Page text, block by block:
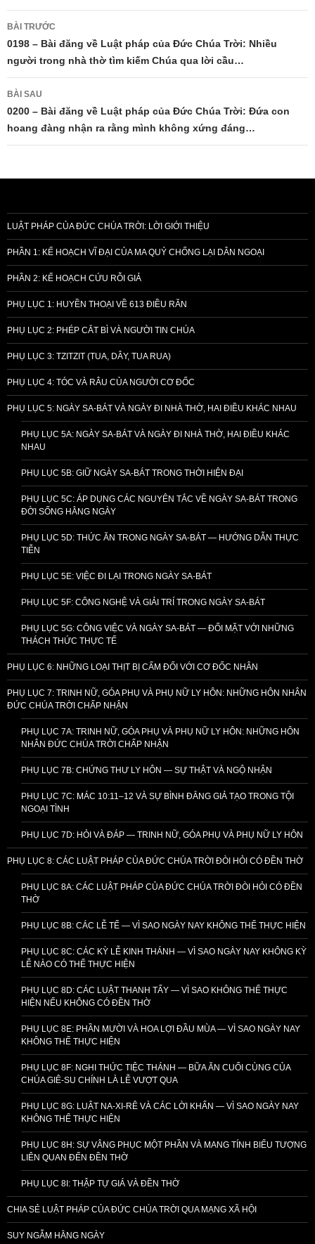
Điều
hướng
bài
viết
BÀI TRƯỚC
0198 – Bài đăng về Luật pháp của Đức Chúa Trời: Nhiều
người trong nhà thờ tìm kiếm Chúa qua lời cầu…
BÀI SAU
0200 – Bài đăng về Luật pháp của Đức Chúa Trời: Đứa con
hoang đàng nhận ra rằng mình không xứng đáng…
LUẬT PHÁP CỦA ĐỨC CHÚA TRỜI: LỜI GIỚI THIỆU
PHẦN 1: KẾ HOẠCH VĨ ĐẠI CỦA MA QUỶ CHỐNG LẠI DÂN NGOẠI
PHẦN 2: KẾ HOẠCH CỨU RỖI GIẢ
PHỤ LỤC 1: HUYỀN THOẠI VỀ 613 ĐIỀU RĂN
PHỤ LỤC 2: PHÉP CẮT BÌ VÀ NGƯỜI TIN CHÚA
PHỤ LỤC 3: TZITZIT (TUA, DÂY, TUA RUA)
PHỤ LỤC 4: TÓC VÀ RÂU CỦA NGƯỜI CƠ ĐỐC
PHỤ LỤC 5: NGÀY SA-BÁT VÀ NGÀY ĐI NHÀ THỜ, HAI ĐIỀU KHÁC NHAU
PHỤ LỤC 5A: NGÀY SA-BÁT VÀ NGÀY ĐI NHÀ THỜ, HAI ĐIỀU KHÁC
NHAU
PHỤ LỤC 5B: GIỮ NGÀY SA-BÁT TRONG THỜI HIỆN ĐẠI
PHỤ LỤC 5C: ÁP DỤNG CÁC NGUYÊN TẮC VỀ NGÀY SA-BÁT TRONG
ĐỜI SỐNG HẰNG NGÀY
PHỤ LỤC 5D: THỨC ĂN TRONG NGÀY SA-BÁT — HƯỚNG DẪN THỰC
TIỄN
PHỤ LỤC 5E: VIỆC ĐI LẠI TRONG NGÀY SA-BÁT
PHỤ LỤC 5F: CÔNG NGHỆ VÀ GIẢI TRÍ TRONG NGÀY SA-BÁT
PHỤ LỤC 5G: CÔNG VIỆC VÀ NGÀY SA-BÁT — ĐỐI MẶT VỚI NHỮNG
THÁCH THỨC THỰC TẾ
PHỤ LỤC 6: NHỮNG LOẠI THỊT BỊ CẤM ĐỐI VỚI CƠ ĐỐC NHÂN
PHỤ LỤC 7: TRINH NỮ, GÓA PHỤ VÀ PHỤ NỮ LY HÔN: NHỮNG HÔN NHÂN
ĐỨC CHÚA TRỜI CHẤP NHẬN
PHỤ LỤC 7A: TRINH NỮ, GÓA PHỤ VÀ PHỤ NỮ LY HÔN: NHỮNG HÔN
NHÂN ĐỨC CHÚA TRỜI CHẤP NHẬN
PHỤ LỤC 7B: CHỨNG THƯ LY HÔN — SỰ THẬT VÀ NGỘ NHẬN
PHỤ LỤC 7C: MÁC 10:11–12 VÀ SỰ BÌNH ĐẲNG GIẢ TẠO TRONG TỘI
NGOẠI TÌNH
PHỤ LỤC 7D: HỎI VÀ ĐÁP — TRINH NỮ, GÓA PHỤ VÀ PHỤ NỮ LY HÔN
PHỤ LỤC 8: CÁC LUẬT PHÁP CỦA ĐỨC CHÚA TRỜI ĐÒI HỎI CÓ ĐỀN THỜ
PHỤ LỤC 8A: CÁC LUẬT PHÁP CỦA ĐỨC CHÚA TRỜI ĐÒI HỎI CÓ ĐỀN
THỜ
PHỤ LỤC 8B: CÁC LỄ TẾ — VÌ SAO NGÀY NAY KHÔNG THỂ THỰC HIỆN
PHỤ LỤC 8C: CÁC KỲ LỄ KINH THÁNH — VÌ SAO NGÀY NAY KHÔNG KỲ
LỄ NÀO CÓ THỂ THỰC HIỆN
PHỤ LỤC 8D: CÁC LUẬT THANH TẨY — VÌ SAO KHÔNG THỂ THỰC
HIỆN NẾU KHÔNG CÓ ĐỀN THỜ
PHỤ LỤC 8E: PHẦN MƯỜI VÀ HOA LỢI ĐẦU MÙA — VÌ SAO NGÀY NAY
KHÔNG THỂ THỰC HIỆN
PHỤ LỤC 8F: NGHI THỨC TIỆC THÁNH — BỮA ĂN CUỐI CÙNG CỦA
CHÚA GIÊ-SU CHÍNH LÀ LỄ VƯỢT QUA
PHỤ LỤC 8G: LUẬT NA-XI-RÊ VÀ CÁC LỜI KHẤN — VÌ SAO NGÀY NAY
KHÔNG THỂ THỰC HIỆN
PHỤ LỤC 8H: SỰ VÂNG PHỤC MỘT PHẦN VÀ MANG TÍNH BIỂU TƯỢNG
LIÊN QUAN ĐẾN ĐỀN THỜ
PHỤ LỤC 8I: THẬP TỰ GIÁ VÀ ĐỀN THỜ
CHIA SẺ LUẬT PHÁP CỦA ĐỨC CHÚA TRỜI QUA MẠNG XÃ HỘI
SUY NGẪM HẰNG NGÀY